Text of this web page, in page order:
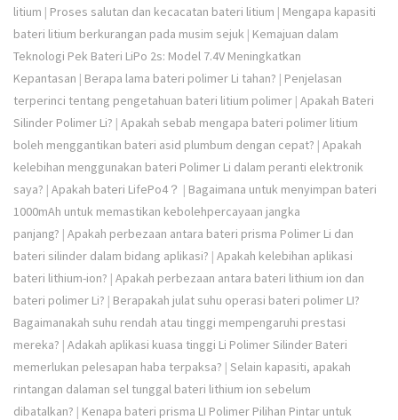
litium | Proses salutan dan kecacatan bateri litium | Mengapa kapasiti
bateri litium berkurangan pada musim sejuk | Kemajuan dalam
Teknologi Pek Bateri LiPo 2s: Model 7.4V Meningkatkan
Kepantasan | Berapa lama bateri polimer Li tahan? | Penjelasan
terperinci tentang pengetahuan bateri litium polimer | Apakah Bateri
Silinder Polimer Li? | Apakah sebab mengapa bateri polimer litium
boleh menggantikan bateri asid plumbum dengan cepat? | Apakah
kelebihan menggunakan bateri Polimer Li dalam peranti elektronik
saya? | Apakah bateri LifePo4？ | Bagaimana untuk menyimpan bateri
1000mAh untuk memastikan kebolehpercayaan jangka
panjang? | Apakah perbezaan antara bateri prisma Polimer Li dan
bateri silinder dalam bidang aplikasi? | Apakah kelebihan aplikasi
bateri lithium-ion? | Apakah perbezaan antara bateri lithium ion dan
bateri polimer Li? | Berapakah julat suhu operasi bateri polimer LI?
Bagaimanakah suhu rendah atau tinggi mempengaruhi prestasi
mereka? | Adakah aplikasi kuasa tinggi Li Polimer Silinder Bateri
memerlukan pelesapan haba terpaksa? | Selain kapasiti, apakah
rintangan dalaman sel tunggal bateri lithium ion sebelum
dibatalkan? | Kenapa bateri prisma LI Polimer Pilihan Pintar untuk